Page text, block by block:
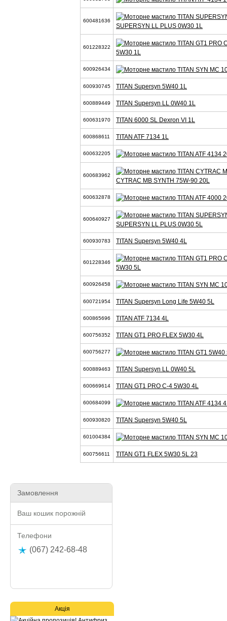
600481636
SUPERSYN LL PLUS 0W30 1L
601228322
5W30 1L
600926434
600930745 TITAN Supersyn 5W40 1L
600889449 TITAN Supersyn LL 0W40 1L
600631970 TITAN 6000 SL Dexron VI 1L
600868611 TITAN ATF 7134 1L
600632205
600683962
CYTRAC MB SYNTH 75W-90 20L
600632878
600640927
SUPERSYN LL PLUS 0W30 5L
600930783 TITAN Supersyn 5W40 4L
601228346
5W30 5L
600926458
600721954 TITAN Supersyn Long Life 5W40 5L
600865696 TITAN ATF 7134 4L
600756352 TITAN GT1 PRO FLEX 5W30 4L
600756277
600889463 TITAN Supersyn LL 0W40 5L
600669614 TITAN GT1 PRO C-4 5W30 4L
600684099
600930820 TITAN Supersyn 5W40 5L
601004384
600756611 TITAN GT1 FLEX 5W30 5L 23
Замовлення
Ваш кошик порожній
Телефони
(067) 242-68-48
Акція